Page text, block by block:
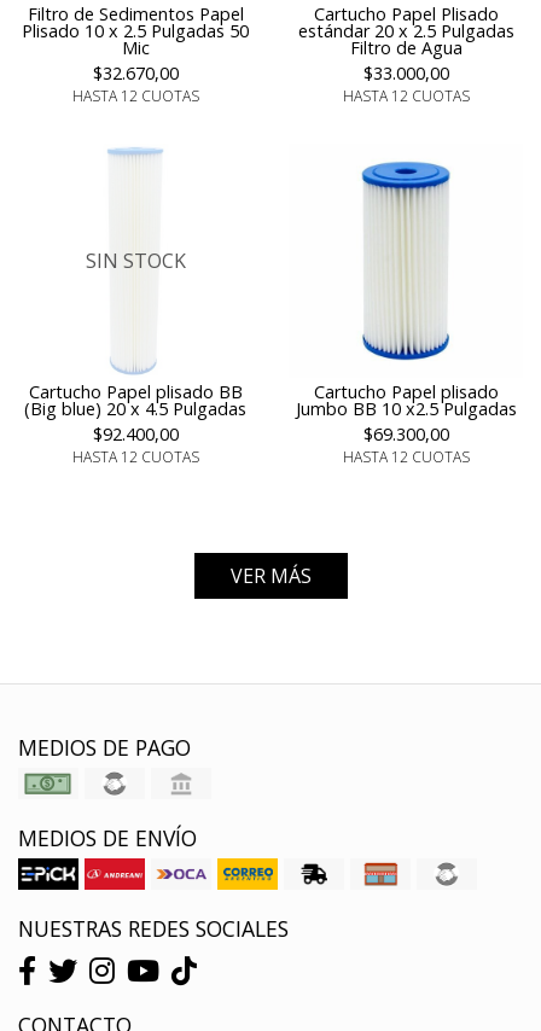
Filtro de Sedimentos Papel
Plisado 10 x 2.5 Pulgadas 50
Mic
$32.670,00
HASTA 12 CUOTAS
Cartucho Papel Plisado
estándar 20 x 2.5 Pulgadas
Filtro de Agua
$33.000,00
HASTA 12 CUOTAS
SIN STOCK
Cartucho Papel plisado BB
(Big blue) 20 x 4.5 Pulgadas
$92.400,00
HASTA 12 CUOTAS
Cartucho Papel plisado
Jumbo BB 10 x2.5 Pulgadas
$69.300,00
HASTA 12 CUOTAS
VER MÁS
MEDIOS DE PAGO
MEDIOS DE ENVÍO
NUESTRAS REDES SOCIALES
CONTACTO